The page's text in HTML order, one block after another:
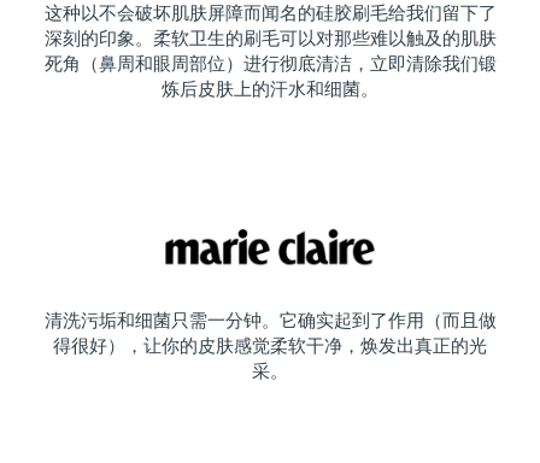
这种以不会破坏肌肤屏障而闻名的硅胶刷毛给我们留下了
深刻的印象。柔软卫生的刷毛可以对那些难以触及的肌肤
死角（鼻周和眼周部位）进行彻底清洁，立即清除我们锻
炼后皮肤上的汗水和细菌。
清洗污垢和细菌只需一分钟。它确实起到了作用（而且做
得很好），让你的皮肤感觉柔软干净，焕发出真正的光
采。